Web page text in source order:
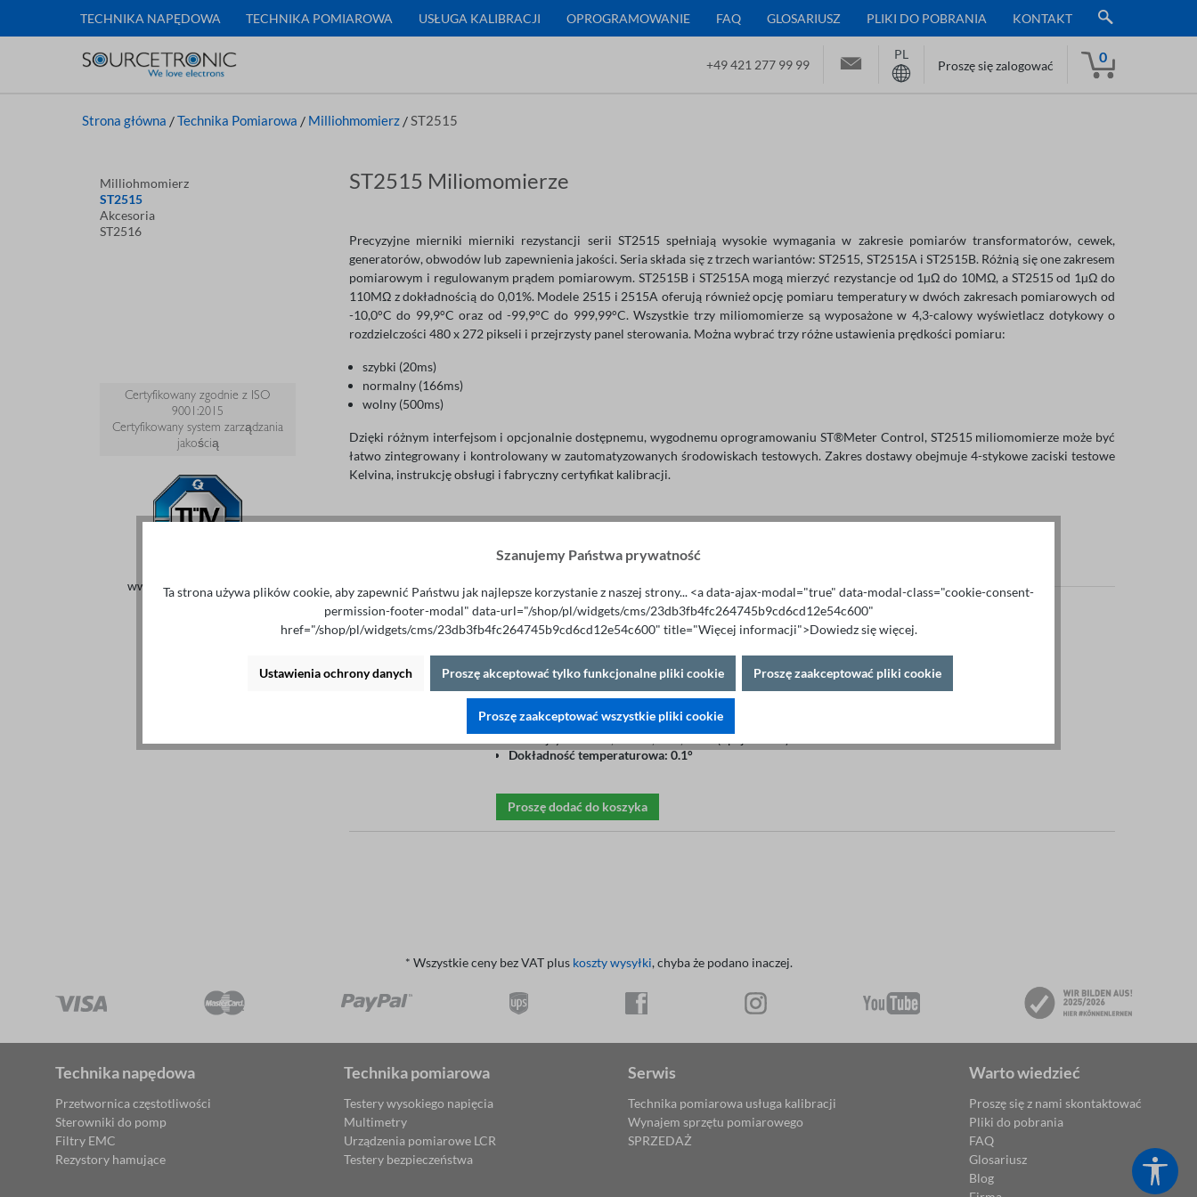
TECHNIKA NAPĘDOWA TECHNIKA POMIAROWA USŁUGA KALIBRACJI OPROGRAMOWANIE FAQ GLOSARIUSZ PLIKI DO POBRANIA KONTAKT
+49 421 277 99 99
PL
Proszę się zalogować
0
Strona główna /Technika Pomiarowa / Milliohmomierz /ST2515
Milliohmomierz
ST2515
Akcesoria
ST2516
Certyfikowany zgodnie z ISO
9001:2015
Certyfikowany system zarządzania
jakością
www.tuvsud.com/ms-zert
ST2515 Miliomomierze
Precyzyjne mierniki mierniki rezystancji serii ST2515 spełniają wysokie wymagania w zakresie pomiarów transformatorów, cewek,
generatorów, obwodów lub zapewnienia jakości. Seria składa się z trzech wariantów: ST2515, ST2515A i ST2515B. Różnią się one zakresem
pomiarowym i regulowanym prądem pomiarowym. ST2515B i ST2515A mogą mierzyć rezystancje od 1µΩ do 10MΩ, a ST2515 od 1µΩ do
110MΩ z dokładnością do 0,01%. Modele 2515 i 2515A oferują również opcję pomiaru temperatury w dwóch zakresach pomiarowych od
-10,0°C do 99,9°C oraz od -99,9°C do 999,99°C. Wszystkie trzy miliomomierze są wyposażone w 4,3-calowy wyświetlacz dotykowy o
rozdzielczości 480 x 272 pikseli i przejrzysty panel sterowania. Można wybrać trzy różne ustawienia prędkości pomiaru:
szybki (20ms)
normalny (166ms)
wolny (500ms)
Dzięki różnym interfejsom i opcjonalnie dostępnemu, wygodnemu oprogramowaniu ST®Meter Control, ST2515 miliomomierze może być
łatwo zintegrowany i kontrolowany w zautomatyzowanych środowiskach testowych. Zakres dostawy obejmuje 4-stykowe zaciski testowe
Kelvina, instrukcję obsługi i fabryczny certyfikat kalibracji.
Miliomomierze ST2515
1 890,00 €*
Zakres pomiarowy: 0.1μΩ -110MΩ
Dokładność: 0.01%
Min. rozdzielczość: 0.1µΩ
Interfejsy LAN-LXI, RS232, USB, GPIB (opcjonalnie)
Dokładność temperaturowa: 0.1°
Proszę dodać do koszyka
* Wszystkie ceny bez VAT plus koszty wysyłki, chyba że podano inaczej.
Technika napędowa
Przetwornica częstotliwości
Sterowniki do pomp
Filtry EMC
Rezystory hamujące
Technika pomiarowa
Testery wysokiego napięcia
Multimetry
Urządzenia pomiarowe LCR
Testery bezpieczeństwa
Serwis
Technika pomiarowa usługa kalibracji
Wynajem sprzętu pomiarowego
SPRZEDAŻ
Warto wiedzieć
Proszę się z nami skontaktować
Pliki do pobrania
FAQ
Glosariusz
Blog
Szanujemy Państwa prywatność
Ta strona używa plików cookie, aby zapewnić Państwu jak najlepsze korzystanie z naszej strony... <a data-ajax-modal="true" data-modal-class="cookie-consent-
permission-footer-modal" data-url="/shop/pl/widgets/cms/23db3fb4fc264745b9cd6cd12e54c600"
href="/shop/pl/widgets/cms/23db3fb4fc264745b9cd6cd12e54c600" title="Więcej informacji">Dowiedz się więcej.
Ustawienia ochrony danych Proszę akceptować tylko funkcjonalne pliki cookie Proszę zaakceptować pliki cookie
Proszę zaakceptować wszystkie pliki cookie